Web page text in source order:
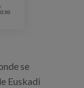
se
Euskadi